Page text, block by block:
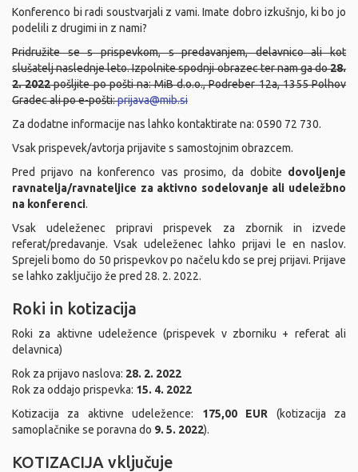
Konferenco bi radi soustvarjali z vami. Imate dobro izkušnjo, ki bo jo
podelili z drugimi in z nami?
Pridružite se s prispevkom, s predavanjem, delavnico ali kot
slušatelj naslednje leto. Izpolnite spodnji obrazec ter nam ga do28.
2. 2022pošljite po pošti na: MiB d.o.o., Podreber 12a, 1355 Polhov
Gradec ali po e-pošti:prijava@mib.si
Za dodatne informacije nas lahko kontaktirate na: 0590 72 730.
Vsak prispevek/avtorja prijavite s samostojnim obrazcem.
Pred prijavo na konferenco vas prosimo, da dobite dovoljenje
ravnatelja/ravnateljice za aktivno sodelovanje ali udeležbno
na konferenci.
Vsak udeleženec pripravi prispevek za zbornik in izvede
referat/predavanje. Vsak udeleženec lahko prijavi le en naslov.
Sprejeli bomo do 50 prispevkov po načelu kdo se prej prijavi. Prijave
se lahko zaključijo že pred 28. 2. 2022.
Roki in kotizacija
Roki za aktivne udeležence (prispevek v zborniku + referat ali
delavnica)
Rok za prijavo naslova: 28. 2. 2022
Rok za oddajo prispevka: 15. 4. 2022
Kotizacija za aktivne udeležence: 175,00 EUR (kotizacija za
samoplačnike se poravna do 9. 5. 2022).
KOTIZACIJA vključuje